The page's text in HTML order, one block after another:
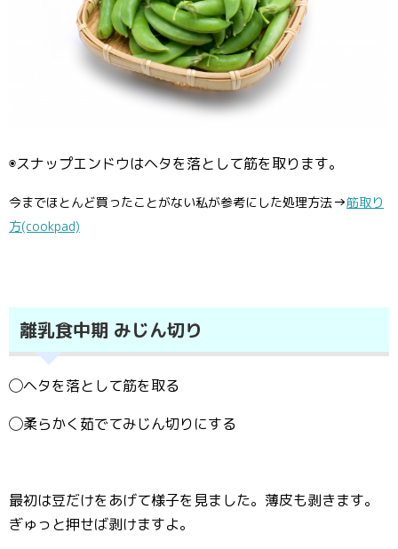
◉スナップエンドウはヘタを落として筋を取ります。
今までほとんど買ったことがない私が参考にした処理方法→筋取り
方(cookpad)
離乳食中期 みじん切り
◯ヘタを落として筋を取る
◯柔らかく茹でてみじん切りにする
最初は豆だけをあげて様子を見ました。薄皮も剥きます。
ぎゅっと押せば剥けますよ。